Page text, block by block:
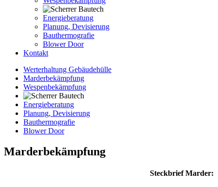
Energieberatung
Planung, Devisierung
Bauthermografie
Blower Door
Kontakt
Werterhaltung Gebäudehülle
Marderbekämpfung
Wespenbekämpfung
Energieberatung
Planung, Devisierung
Bauthermografie
Blower Door
Marderbekämpfung
Steckbrief Marder: